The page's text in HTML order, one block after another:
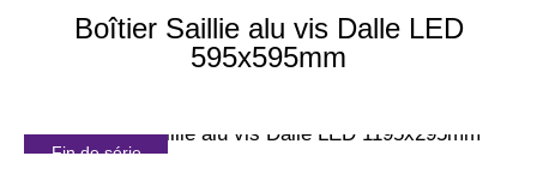
Boîtier Saillie alu vis Dalle LED
595x595mm
Fin de série